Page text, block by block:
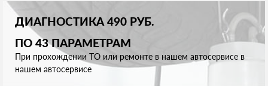
ДИАГНОСТИКА 490 РУБ.
ПО 43 ПАРАМЕТРАМ
При прохождении ТО или ремонте в нашем автосервисе в
нашем автосервисе